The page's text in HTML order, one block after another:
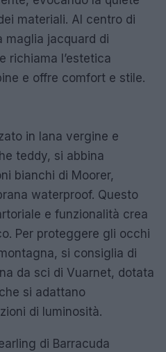
materiali. Al centro di
maglia jacquard di
richiama l’estetica
e offre comfort e stile.
in lana vergine e
teddy, si abbina
bianchi di Moorer,
waterproof. Questo
e funzionalità crea
Per proteggere gli occhi
si consiglia di
da sci di Vuarnet, dotata
si adattano
di luminosità.
di Barracuda